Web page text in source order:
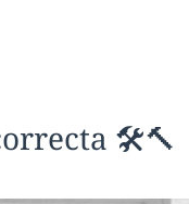
🛠️🔨